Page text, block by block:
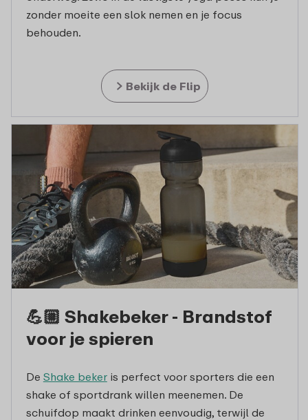
zonder moeite een slok nemen en je focus
behouden.
Bekijk de Flip
💪🏼 Shakebeker - Brandstof
voor je spieren
De Shake bekeris perfect voor sporters die een
shake of sportdrank willen meenemen. De
schuifdop maakt drinken eenvoudig, terwijl de